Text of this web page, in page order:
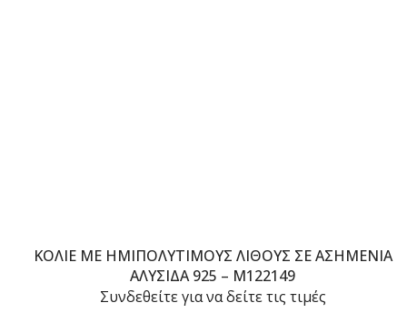
ΚΟΛΙΈ ΜΕ ΗΜΙΠΟΛΎΤΙΜΟΥΣ ΛΊΘΟΥΣ ΣΕ ΑΣΗΜΈΝΙΑ
ΑΛΥΣΊΔΑ 925 – M122149
Συνδεθείτε για να δείτε τις τιμές